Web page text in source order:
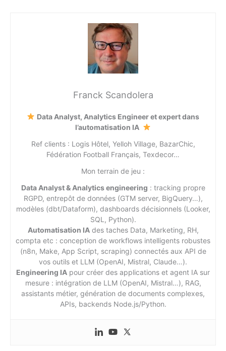
Franck Scandolera
Data Analyst, Analytics Engineer et expert dans
l’automatisation IA
Ref clients : Logis Hôtel, Yelloh Village, BazarChic,
Fédération Football Français, Texdecor…
Mon terrain de jeu :
Data Analyst & Analytics engineering : tracking propre
RGPD, entrepôt de données (GTM server, BigQuery…),
modèles (dbt/Dataform), dashboards décisionnels (Looker,
SQL, Python).
Automatisation IAdes taches Data, Marketing, RH,
compta etc : conception de workflows intelligents robustes
(n8n, Make, App Script, scraping) connectés aux API de
vos outils et LLM (OpenAI, Mistral, Claude…).
Engineering IA pour créer des applications et agent IA sur
mesure : intégration de LLM (OpenAI, Mistral…), RAG,
assistants métier, génération de documents complexes,
APIs, backends Node.js/Python.